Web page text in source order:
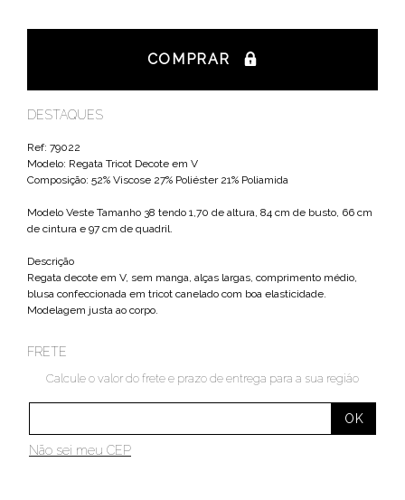
COMPRAR
DESTAQUES
Ref: 79022
Modelo: Regata Tricot Decote em V
Composição: 52% Viscose 27% Poliéster 21% Poliamida
Modelo Veste Tamanho 38 tendo 1,70 de altura, 84 cm de busto, 66 cm
de cintura e 97 cm de quadril.
Descrição
Regata decote em V, sem manga, alças largas, comprimento médio,
blusa confeccionada em tricot canelado com boa elasticidade.
Modelagem justa ao corpo.
FRETE
Calcule o valor do frete e prazo de entrega para a sua região
Não sei meu CEP